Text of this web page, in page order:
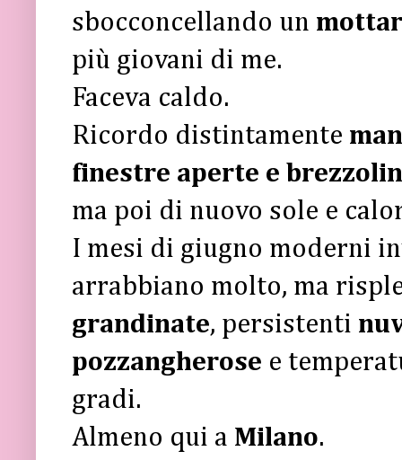
sbocconcellando un
più giovani di me.
Faceva caldo.
Ricordo distintamente
finestre aperte e
ma poi di nuovo sole e
I mesi di giugno moderni
arrabbiano molto, ma
grandinate, persistenti
pozzangherose e
gradi.
Almeno qui a Milano.